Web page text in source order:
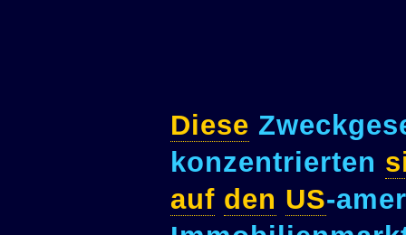
Diese
konzentrierten
auf den US-